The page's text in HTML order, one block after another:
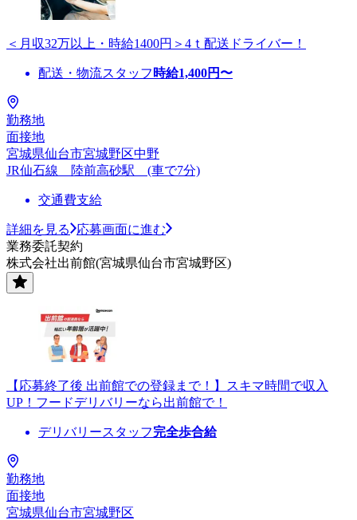
＜月収32万以上・時給1400円＞4ｔ配送ドライバー！
配送・物流スタッフ 時給1,400円〜
勤務地
面接地
宮城県仙台市宮城野区中野
JR仙石線 陸前高砂駅 (車で7分)
交通費支給
詳細を見る
応募画面に進む
業務委託契約
株式会社出前館(宮城県仙台市宮城野区)
【応募終了後 出前館での登録まで！】スキマ時間で収入
UP！フードデリバリーなら出前館で！
デリバリースタッフ完全歩合給
勤務地
面接地
宮城県仙台市宮城野区